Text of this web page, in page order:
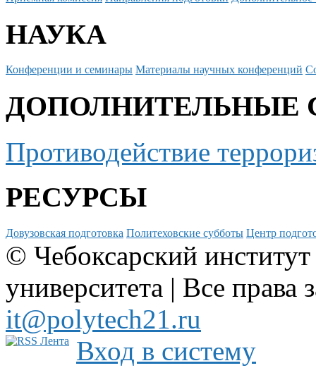
НАУКА
Конференции и семинары Материалы научных конференций
ДОПОЛНИТЕЛЬНЫЕ
Противодействие
РЕСУРСЫ
Довузовская подготовка Политеховские субботы Центр
© Чебоксарский
университета | Все
it@polytech21.ru
Вход в систему